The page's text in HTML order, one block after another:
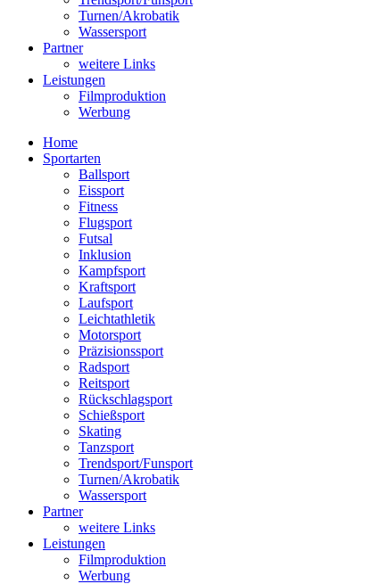
Turnen/Akrobatik
Wassersport
Partner
weitere Links
Leistungen
Filmproduktion
Werbung
Menü
Home
Sportarten
Ballsport
Eissport
Fitness
Flugsport
Futsal
Inklusion
Kampfsport
Kraftsport
Laufsport
Leichtathletik
Motorsport
Präzisionssport
Radsport
Reitsport
Rückschlagsport
Schießsport
Skating
Tanzsport
Trendsport/Funsport
Turnen/Akrobatik
Wassersport
Partner
weitere Links
Leistungen
Filmproduktion
Werbung